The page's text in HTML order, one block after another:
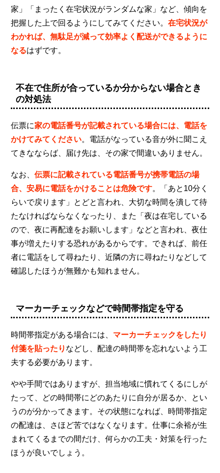
家」「まったく在宅状況がランダムな家」など、傾向を
把握した上で回るようにしてみてください。在宅状況が
わかれば、無駄足が減って効率よく配送ができるように
なるはずです。
不在で住所が合っているか分からない場合とき
の対処法
伝票に家の電話番号が記載されている場合には、電話を
かけてみてください。電話がなっている音が外に聞こえ
てきなならば、届け先は、その家で間違いありません。
なお、伝票に記載されている電話番号が携帯電話の場
合、安易に電話をかけることは危険です。「あと10分く
らいで戻ります」とどと言われ、大切な時間を潰して待
たなければならなくなったり、また「夜は在宅している
ので、夜に再配達をお願いします」などと言われ、夜仕
事が増えたりする恐れがあるからです。できれば、前任
者に電話をして尋ねたり、近隣の方に尋ねたりなどして
確認したほうが無難かも知れません。
マーカーチェックなどで時間帯指定を守る
時間帯指定がある場合には、 マーカーチェックをしたり
付箋を貼ったり などし、配達の時間帯を忘れないよう工
夫する必要があります。
やや手間ではありますが、担当地域に慣れてくるにしが
たって、どの時間帯にどのあたりに自分が居るか、とい
うのが分かってきます。その状態になれば、時間帯指定
の配達は、さほど苦ではなくなります。仕事に余裕が生
まれてくるまでの間だけ、何らかの工夫・対策を行った
ほうが良いでしょう。